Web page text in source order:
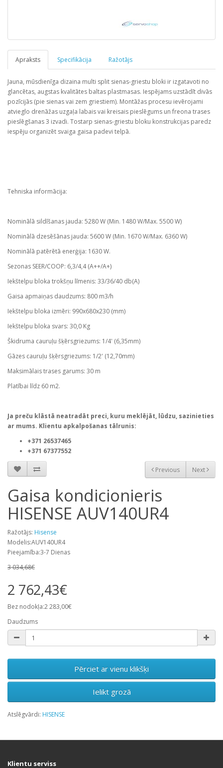
Apraksts Specifikācija Ražotājs
Jauna, mūsdienīga dizaina multi split sienas-griestu bloki ir izgatavoti no
glancētas, augstas kvalitātes baltas plastmasas. Iespējams uzstādīt divās
pozīcijās (pie sienas vai zem griestiem). Montāžas procesu ievērojami
atvieglo drenāžas uzgaļa labais vai kreisais pieslēgums un freona trases
pieslēgšanas 3 izvadi. Tostarp sienas-griestu bloku konstrukcijas paredz
iespēju organizēt svaiga gaisa padevi telpā.
Tehniska informācija:
Nominālā sildīšanas jauda: 5280 W (Min. 1480 W/Max. 5500 W)
Nominālā dzesēšānas jauda: 5600 W (Min. 1670 W/Max. 6360 W)
Nominālā patērētā enerģija: 1630 W.
Sezonas SEER/COOP: 6,3/4,4 (A++/A+)
Iekštelpu bloka trokšņu līmenis: 33/36/40 db(A)
Gaisa apmaiņas daudzums: 800 m3/h
Iekštelpu bloka izmēri: 990x680x230 (mm)
Iekštelpu bloka svars: 30,0 Kg
Škidruma cauruļu šķērsgriezums: 1/4' (6,35mm)
Gāzes cauruļu šķērsgriezums: 1/2' (12,70mm)
Maksimālais trases garums: 30 m
Platībai līdz 60 m2.
Ja preču klāstā neatradāt preci, kuru meklējāt, lūdzu, sazinieties
ar mums. Klientu apkalpošanas tālrunis:
+371 26537465
+371 67377552
Previous Next
Gaisa kondicionieris
HISENSE AUV140UR4
Ražotājs: Hisense
Modelis:AUV140UR4
Pieejamība:3-7 Dienas
3 034,68€
2 762,43€
Bez nodokļa:2 283,00€
Daudzums
Pērciet ar vienu klikšķi
Ielikt grozā
Atslēgvārdi: HISENSE
Klientu serviss